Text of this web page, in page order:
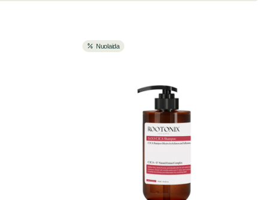
Nuolaida